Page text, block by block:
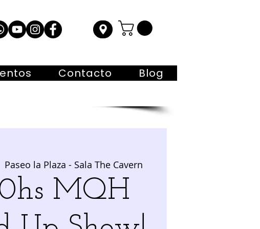
Contacto Blog
Paseo la Plaza - Sala The Cavern
MQH